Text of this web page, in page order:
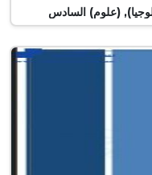
(علوم) السادس